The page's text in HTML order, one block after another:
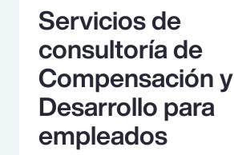
Servicios de
consultoría de
Compensación y
Desarrollo para
empleados